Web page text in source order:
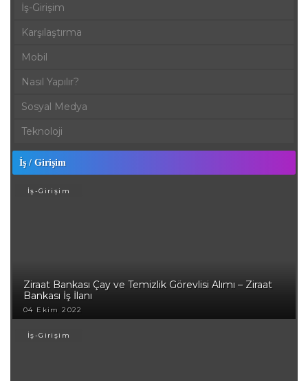
İş-Girişim
Karşılaştırma
Mobil
Nasıl Yapılır?
Sosyal Medya
Teknoloji
İş / Girişim
İş-Girişim
Ziraat Bankası Çay ve Temizlik Görevlisi Alımı – Ziraat
Bankası İş İlanı
04 Ekim 2022
İş-Girişim